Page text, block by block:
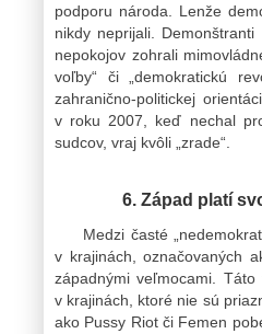
podporu národa. Lenže
nikdy neprijali.
nepokojov zohrali
voľby“ či „demokratickú
zahranično-politickej
v roku 2007, keď nechal
sudcov, vraj kvôli „zrade“.
6. Západ platí
Medzi časté
v krajinách, označovaných
západnými veľmocami.
v krajinách, ktoré nie sú
ako Pussy Riot či Femen